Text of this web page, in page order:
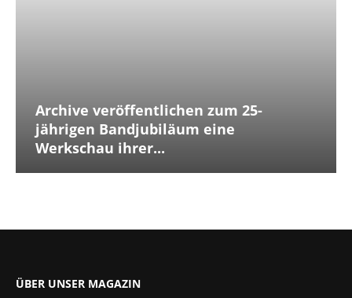
Archive veröffentlichen zum 25-
jährigen Bandjubiläum eine
Werkschau ihrer...
ÜBER UNSER MAGAZIN